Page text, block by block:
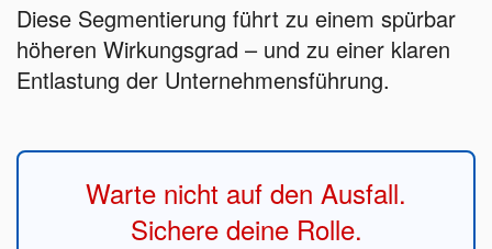
Diese Segmentierung führt zu einem spürbar
höheren Wirkungsgrad – und zu einer klaren
Entlastung der Unternehmensführung.
Warte nicht auf den Ausfall.
Sichere deine Rolle.